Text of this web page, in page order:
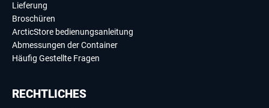
Lieferung
Broschüren
ArcticStore bedienungsanleitung
Abmessungen der Container
Häufig Gestellte Fragen
RECHTLICHES